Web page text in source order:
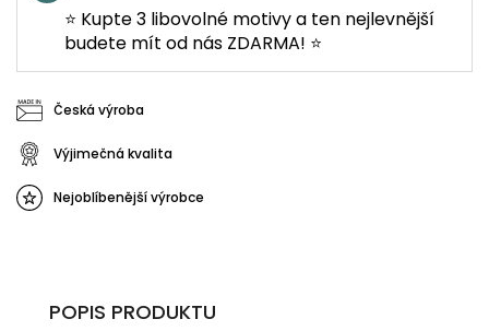
⭐ Kupte 3 libovolné motivy a ten nejlevnější
budete mít od nás ZDARMA! ⭐
Česká výroba
Výjimečná kvalita
Nejoblíbenější výrobce
POPIS PRODUKTU